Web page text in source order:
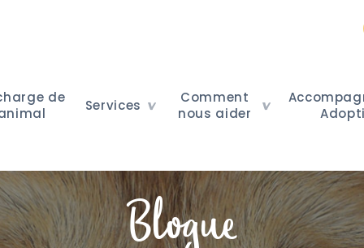
de
Services
Comment
nous aider
Blogue